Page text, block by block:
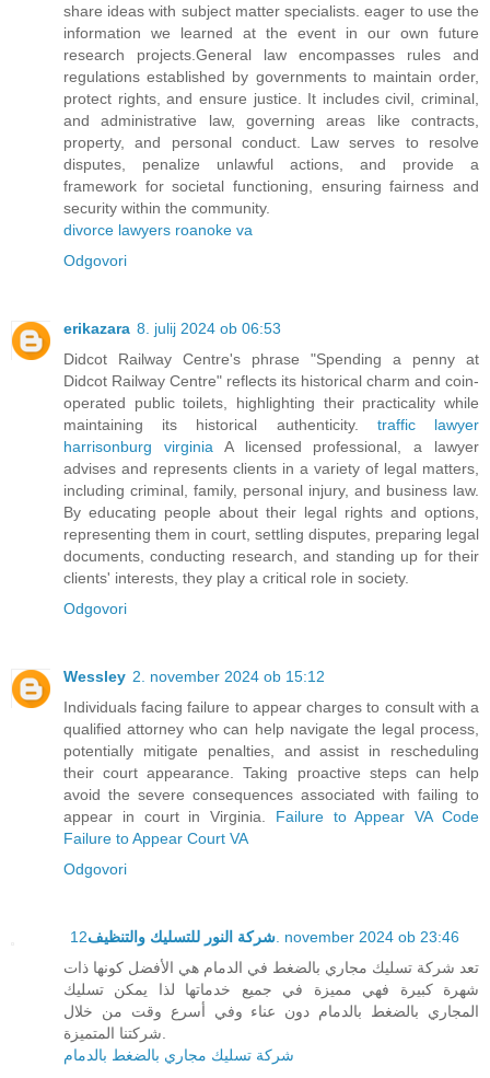
share ideas with subject matter specialists. eager to use the
information we learned at the event in our own future
research projects.General law encompasses rules and
regulations established by governments to maintain order,
protect rights, and ensure justice. It includes civil, criminal,
and administrative law, governing areas like contracts,
property, and personal conduct. Law serves to resolve
disputes, penalize unlawful actions, and provide a
framework for societal functioning, ensuring fairness and
security within the community.
divorce lawyers roanoke va
Odgovori
erikazara 8. julij 2024 ob 06:53
Didcot Railway Centre's phrase "Spending a penny at
Didcot Railway Centre" reflects its historical charm and coin-
operated public toilets, highlighting their practicality while
maintaining its historical authenticity. traffic lawyer
harrisonburg virginia A licensed professional, a lawyer
advises and represents clients in a variety of legal matters,
including criminal, family, personal injury, and business law.
By educating people about their legal rights and options,
representing them in court, settling disputes, preparing legal
documents, conducting research, and standing up for their
clients' interests, they play a critical role in society.
Odgovori
Wessley 2. november 2024 ob 15:12
Individuals facing failure to appear charges to consult with a
qualified attorney who can help navigate the legal process,
potentially mitigate penalties, and assist in rescheduling
their court appearance. Taking proactive steps can help
avoid the severe consequences associated with failing to
appear in court in Virginia. Failure to Appear VA Code
Failure to Appear Court VA
Odgovori
شركة النور للتسليك والتنظيف 12. november 2024 ob 23:46
تعد شركة تسليك مجاري بالضغط في الدمام هي الأفضل كونها ذات
شهرة كبيرة فهي مميزة في جميع خدماتها لذا يمكن تسليك
المجاري بالضغط بالدمام دون عناء وفي أسرع وقت من خلال
شركة تسليك مجاري بالضغط بالدمام